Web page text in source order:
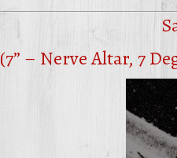
(7” – Nerve Altar, 7